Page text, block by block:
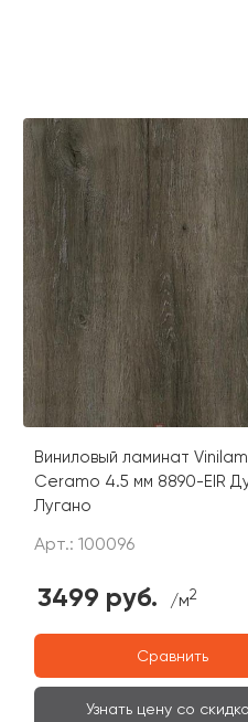
Виниловый ламинат Vinilam
Ceramo 4.5 мм 8890-EIR
Лугано
Арт.: 100096
3499 руб. /м2
Сравнить
Узнать цену со